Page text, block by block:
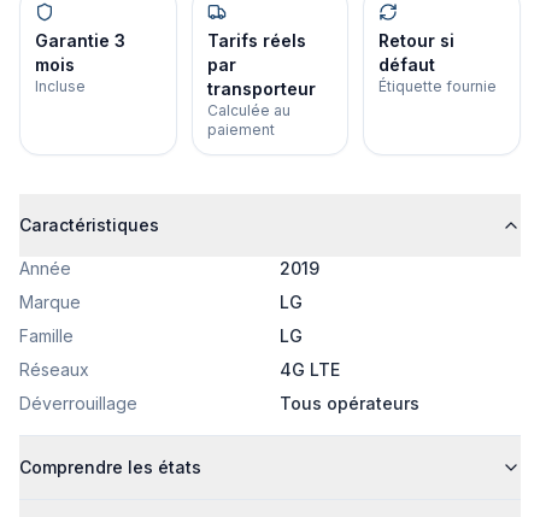
Garantie 3
mois
Incluse
Tarifs réels
par
transporteur
Calculée au
paiement
Retour si
défaut
Étiquette fournie
Caractéristiques
Année
2019
Marque
LG
Famille
LG
Réseaux
4G LTE
Déverrouillage
Tous opérateurs
Comprendre les états